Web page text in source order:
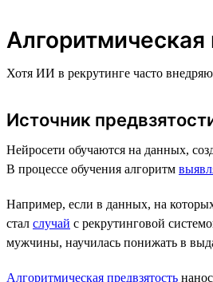
Алгоритмическая
Хотя ИИ в рекрутинге часто
Источник
Нейросети обучаются на данных,
В процессе обучения алгоритм
Например, если в данных, на
стал случай с рекрутинговой
мужчины, научилась понижать в
Алгоритмическая предвзятость